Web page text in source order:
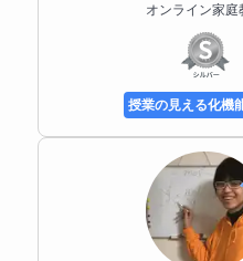
オンライン家庭
授業の見える化機